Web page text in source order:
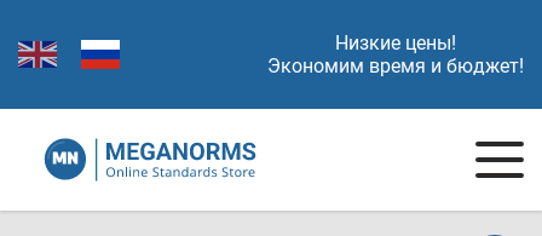
Низкие цены!
Экономим время и бюджет!